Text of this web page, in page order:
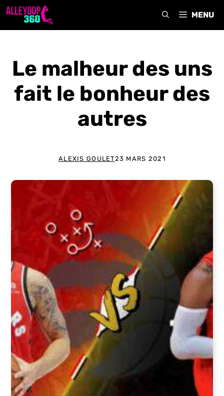
Aller
MENU
Le malheur des uns
fait le bonheur des
autres
ALEXIS GOULET23 MARS 2021